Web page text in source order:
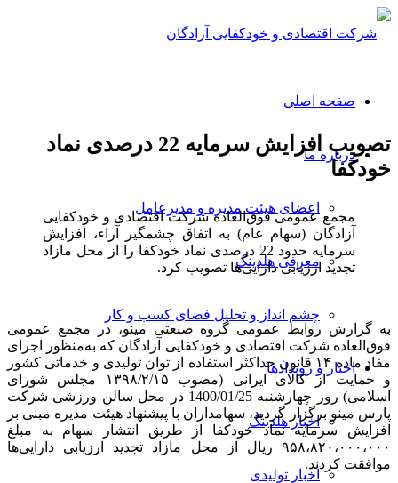
صفحه اصلی
درباره ما
اعضای هیئت مدیره و مدیرعامل
معرفی هلدینگ
چشم انداز و تحلیل فضای کسب و کار
اخبار و رویدادها
اخبار هلدینگ
اخبار تولیدی
تصویب افزایش سرمایه 22 درصدی نماد
خودکفا
مجمع عمومی فوق‌العاده شرکت اقتصادی و خودکفایی
آزادگان (سهام عام) به اتفاق چشمگیر آراء، افزایش
سرمایه حدود 22 درصدی نماد خودکفا را از محل مازاد
تجدید ارزیابی دارایی‌ها تصویب کرد.
به گزارش روابط عمومی گروه صنعتی مینو، در مجمع عمومی
فوق‌العاده شرکت اقتصادی و خودکفایی آزادگان که به‌منظور اجرای
مفاد ماده ۱۴ قانون حداکثر استفاده از توان تولیدی و خدماتی کشور
و حمایت از کالای ایرانی (مصوب ۱۳۹۸/۲/۱۵ مجلس شورای
اسلامی) روز چهارشنبه 1400/01/25 در محل سالن ورزشی شرکت
پارس مینو برگزار گردید، سهامداران با پیشنهاد هیئت مدیره مبنی بر
افزایش سرمایه نماد خودکفا از طریق انتشار سهام به مبلغ
۹۵۸،۸۲۰،۰۰۰،۰۰۰ ریال از محل مازاد تجدید ارزیابی دارایی‌ها
موافقت کردند.